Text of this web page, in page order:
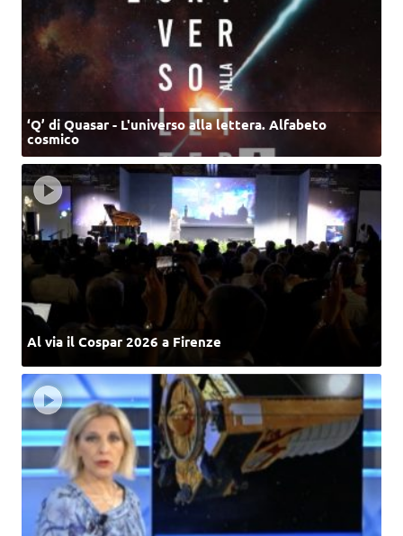
‘Q’ di Quasar - L'universo alla lettera. Alfabeto
cosmico
Al via il Cospar 2026 a Firenze